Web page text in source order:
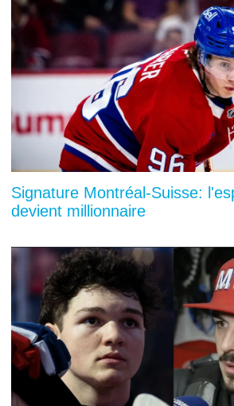
Signature Montréal-Suisse:
devient millionnaire